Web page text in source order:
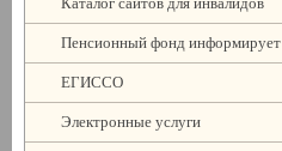
Пенсионный фонд информирует
ЕГИССО
Электронные услуги